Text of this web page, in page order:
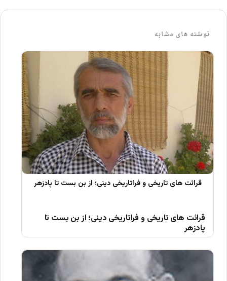
نوشته های مشابه
قرائت های تاریخی و فراتاریخی دینی؛ از بن بست تا
پادزهر